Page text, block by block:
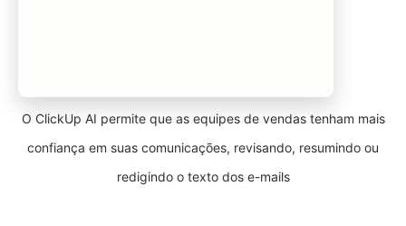
O ClickUp AI permite que as equipes de vendas tenham mais
confiança em suas comunicações, revisando, resumindo ou
redigindo o texto dos e-mails